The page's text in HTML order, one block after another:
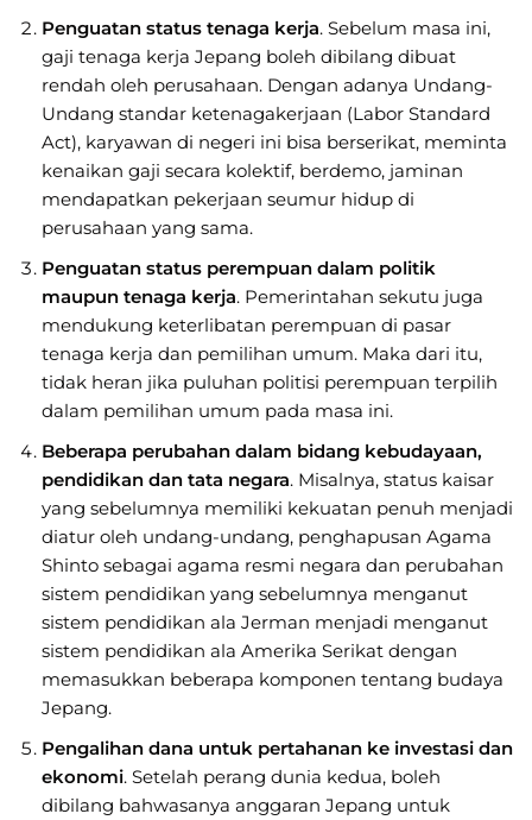
Penguatan status tenaga kerja. Sebelum masa ini,
gaji tenaga kerja Jepang boleh dibilang dibuat
rendah oleh perusahaan. Dengan adanya Undang-
Undang standar ketenagakerjaan (Labor Standard
Act), karyawan di negeri ini bisa berserikat, meminta
kenaikan gaji secara kolektif, berdemo, jaminan
mendapatkan pekerjaan seumur hidup di
perusahaan yang sama.
Penguatan status perempuan dalam politik
maupun tenaga kerja. Pemerintahan sekutu juga
mendukung keterlibatan perempuan di pasar
tenaga kerja dan pemilihan umum. Maka dari itu,
tidak heran jika puluhan politisi perempuan terpilih
dalam pemilihan umum pada masa ini.
Beberapa perubahan dalam bidang kebudayaan,
pendidikan dan tata negara. Misalnya, status kaisar
yang sebelumnya memiliki kekuatan penuh menjadi
diatur oleh undang-undang, penghapusan Agama
Shinto sebagai agama resmi negara dan perubahan
sistem pendidikan yang sebelumnya menganut
sistem pendidikan ala Jerman menjadi menganut
sistem pendidikan ala Amerika Serikat dengan
memasukkan beberapa komponen tentang budaya
Jepang.
Pengalihan dana untuk pertahanan ke investasi dan
ekonomi. Setelah perang dunia kedua, boleh
dibilang bahwasanya anggaran Jepang untuk